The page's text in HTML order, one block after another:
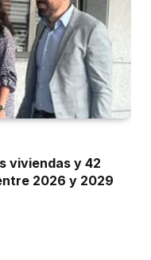
viviendas y 42
2026 y 2029